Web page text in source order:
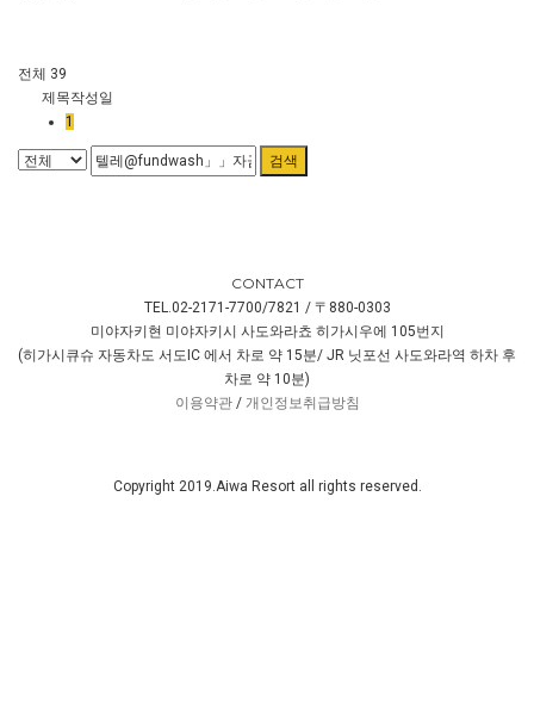
전체 39
제목작성일
1
검색
CONTACT
TEL.02-2171-7700/7821 / 〒880-0303
미야자키현 미야자키시 사도와라쵸 히가시우에 105번지
(히가시큐슈 자동차도 서도IC 에서 차로 약 15분/ JR 닛포선 사도와라역 하차 후
차로 약 10분)
이용약관/ 개인정보취급방침
Copyright 2019.Aiwa Resort all rights reserved.